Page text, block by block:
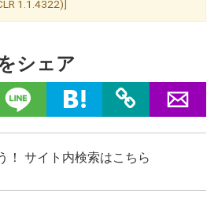
1.1.4322)]
シェア
！ サイト内検索はこちら